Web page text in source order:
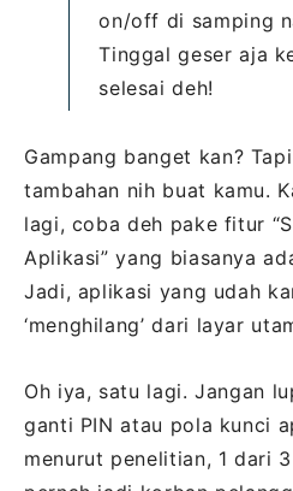
on/off di samping
Tinggal geser aja
selesai deh!
Gampang banget kan?
tambahan nih buat kamu.
lagi, coba deh pake fitur
Aplikasi” yang biasanya
Jadi, aplikasi yang udah
‘menghilang’ dari layar
Oh iya, satu lagi. Jangan
ganti PIN atau pola kunci
menurut penelitian, 1 dari